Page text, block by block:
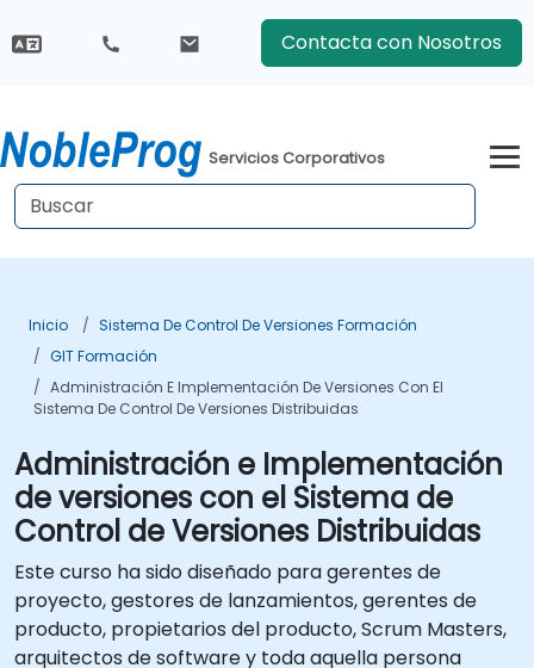
Contacta con Nosotros
Servicios Corporativos
Inicio
Sistema De Control De Versiones Formación
GIT Formación
Administración E Implementación De Versiones Con El
Sistema De Control De Versiones Distribuidas
Administración e Implementación
de versiones con el Sistema de
Control de Versiones Distribuidas
Este curso ha sido diseñado para gerentes de
proyecto, gestores de lanzamientos, gerentes de
producto, propietarios del producto, Scrum Masters,
arquitectos de software y toda aquella persona